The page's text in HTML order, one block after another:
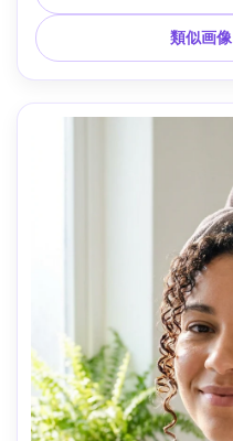
外観、高いコントラスト;タ
度。モノクロフィルムグレ
ィテ
類似画